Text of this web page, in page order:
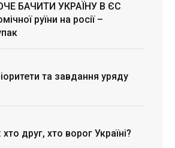
БАЧИТИ УКРАЇНУ В ЄС
руїни на росії –
та завдання уряду
друг, хто ворог Україні?